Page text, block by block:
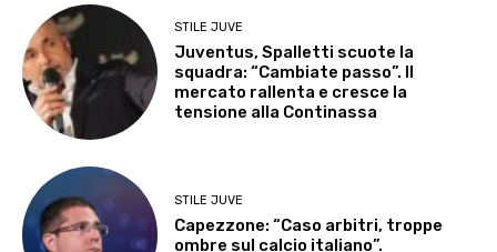
STILE JUVE
Juventus, Spalletti scuote la
squadra: “Cambiate passo”. Il
mercato rallenta e cresce la
tensione alla Continassa
STILE JUVE
Capezzone: “Caso arbitri, troppe
ombre sul calcio italiano”.